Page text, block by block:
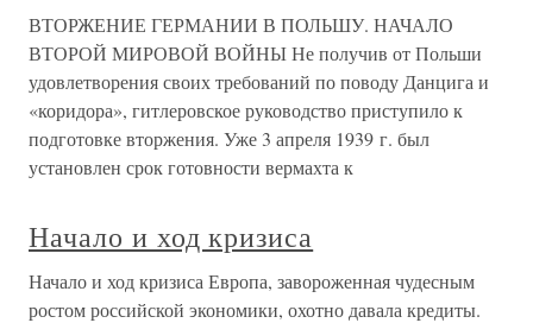
ВТОРЖЕНИЕ ГЕРМАНИИ В ПОЛЬШУ. НАЧАЛО
ВТОРОЙ МИРОВОЙ ВОЙНЫ Не получив от Польши
удовлетворения своих требований по поводу Данцига и
«коридора», гитлеровское руководство приступило к
подготовке вторжения. Уже 3 апреля 1939 г. был
установлен срок готовности вермахта к
Начало и ход кризиса
Начало и ход кризиса Европа, завороженная чудесным
ростом российской экономики, охотно давала кредиты.